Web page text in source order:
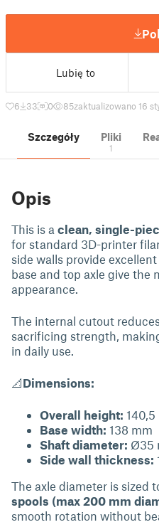
Lubię to
6 33 0 85zaktualizowano 16
Szczegóły Pliki
1
Opis
This is a clean, single-
for standard 3D-printer
side walls provide
base and top axle give the
appearance.
The internal cutout
sacrificing strength,
in daily use.
📐Dimensions:
Overall height: 140,5
Base width: 138 mm
Shaft diameter: Ø35
Side wall thickness:
The axle diameter is sized
spools (max 200 mm
smooth rotation without